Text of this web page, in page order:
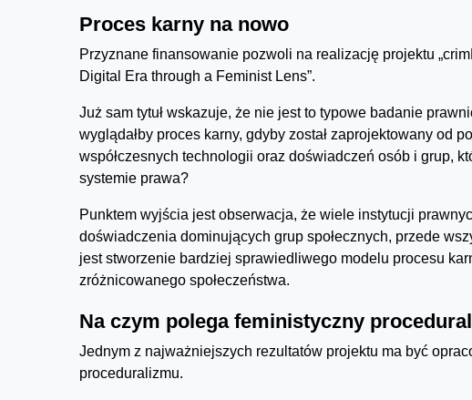
Proces karny na nowo
Przyznane finansowanie pozwoli na realizację projektu
Digital Era through a Feminist Lens”.
Już sam tytuł wskazuje, że nie jest to typowe badanie
wyglądałby proces karny, gdyby został zaprojektowany od
współczesnych technologii oraz doświadczeń osób i grup,
systemie prawa?
Punktem wyjścia jest obserwacja, że wiele instytucji
doświadczenia dominujących grup społecznych, przede
jest stworzenie bardziej sprawiedliwego modelu procesu
zróżnicowanego społeczeństwa.
Na czym polega feministyczny
Jednym z najważniejszych rezultatów projektu ma być
proceduralizmu.